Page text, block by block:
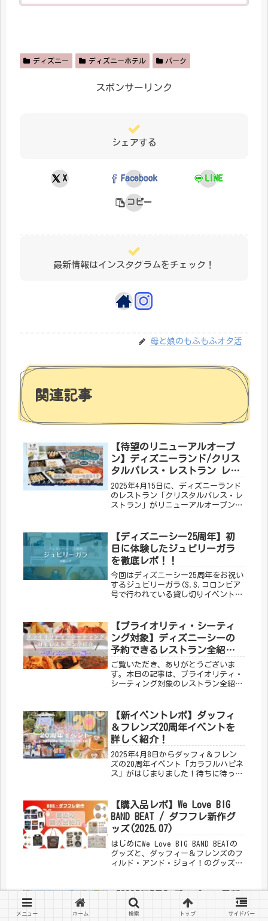
ディズニー ディズニーホテル パーク
スポンサーリンク
シェアする
X Facebook LINE
コピー
最新情報はインスタグラムをチェック！
母と娘のもふもふオタ活
関連記事
【待望のリニューアルオープ
ン】ディズニーランド/クリス
タルパレス・レストラン レポ
| メニュー紹介
2025年4月15日に、ディズニーランド
のレストラン「クリスタルパレス・レ
ストラン」がリニューアルオープンし
いでしょうか？お値段は大人5,000円
／ 7～11歳のお子様2,500円 ／ 4～6
歳のお子様1,500円で、制限時間は75
分でした。今回の記事では、再開した
クリパレのレポートをしていきたいと
思います_(._.)_
【ディズニーシー25周年】初
日に体験したジュビリーガラ
を徹底レポ！！
今回はディズニーシー25周年をお祝い
するジュビリーガラ(S.S.コロンビア
号で行われている貸し切りイベント)
【プライオリティ・シーティ
ング対象】ディズニーシーの
予約できるレストラン全紹
介！
ご覧いただき、ありがとうございま
す。本日の記事は、プライオリティ・
シーティング対象のレストラン全紹介
ンは、「ホライズンベイ・レストラ
ン」「S.S.コロンビア・ダイニングル
ーム」「テディ・ルーズヴェルト・ラ
ウンジ」「マゼランズ」「レストラン
櫻」「リストランテ・ディ・カナレッ
ト」の６つです。
【新イベントレポ】ダッフィ
＆フレンズ20周年イベントを
詳しく紹介！
2025年4月8日からダッフィ＆フレン
ズの20周年イベント「カラフルハピネ
ス」がはじまりました！待ちに待った
*)ﾉ
【購入品レポ】We Love BIG
BAND BEAT / ダフフレ新作グ
ッズ(2025.07)
はじめにWe Love BIG BAND BEATの
グッズと、ダッフィー＆フレンズのフ
ィルド・アンド・ジョイ！のグッズを
販売状況は、東京ディズニーリゾート
公式アプリでご確認...
情報まとめ
メニュー ホーム 検索 トップ サイドバー